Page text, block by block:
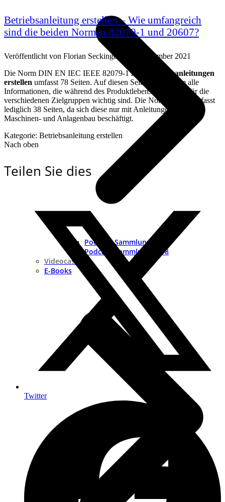
Podcast-Sammlung 2019
Podcast-Sammlung 2018
Videocast
E-Books
Betriebsanleitung erstellen – Wie umfangreich
sind die beiden Normen 82079-1 und 20607?
Veröffentlicht von Florian Seckinger
2. November 2021
Die Norm DIN EN IEC IEEE 82079-1 zum
Betriebsanleitungen
erstellen umfasst 78 Seiten. Auf diesen Seiten geht es um alle
Informationen, die während des Produktlebenszyklus und für die
verschiedenen Zielgruppen wichtig sind. Die Norm 20607 umfasst
lediglich 38 Seiten, da sich diese nur mit Anleitungen für den
Maschinen- und Anlagenbau beschäftigt.
Kategorie: Betriebsanleitung erstellen
Nach oben
Teilen Sie dies
Twitter